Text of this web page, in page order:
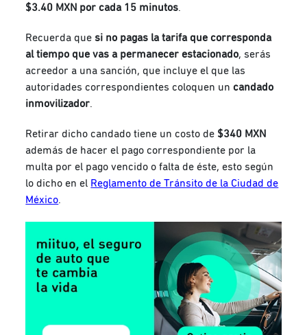
$3.40 MXN por cada 15 minutos.
Recuerda quesi no pagas la tarifa que corresponda
al tiempo que vas a permanecer estacionado, serás
acreedor a una sanción, que incluye el que las
autoridades correspondientes coloquen uncandado
inmovilizador.
Retirar dicho candado tiene un costo de $340 MXN
además de hacer el pago correspondiente por la
multa por el pago vencido o falta de éste, esto según
lo dicho en el Reglamento de Tránsito de la Ciudad de
México.